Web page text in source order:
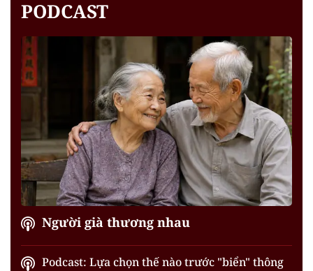
PODCAST
Người già thương nhau
Podcast: Lựa chọn thế nào trước "biển" thông